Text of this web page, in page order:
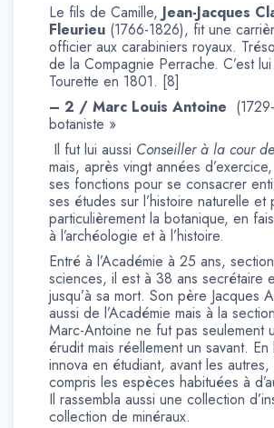
Le fils de Camille, Jean-Jacques
Fleurieu (1766-1826), fit une
officier aux carabiniers royaux.
de la Compagnie Perrache. C’est
Tourette en 1801. [8]
– 2 / Marc Louis Antoine
botaniste »
Il fut lui aussi Conseiller à la cour
mais, après vingt années
ses fonctions pour se consacrer
ses études sur l’histoire naturelle et
particulièrement la botanique, en
à l’archéologie et à l’histoire.
Entré à l’Académie à 25 ans,
sciences, il est à 38 ans secrétaire
jusqu’à sa mort. Son père Jacques
aussi de l’Académie mais à la
Marc-Antoine ne fut pas seulement
érudit mais réellement un savant.
innova en étudiant, avant les
compris les espèces habituées à
Il rassembla aussi une collection
collection de minéraux.